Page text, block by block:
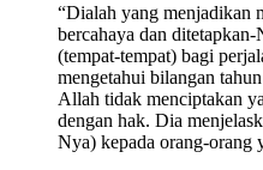
“Dialah yang menjadikan
bercahaya dan
(tempat-tempat) bagi
mengetahui bilangan
Allah tidak menciptakan
dengan hak. Dia
Nya) kepada orang-orang